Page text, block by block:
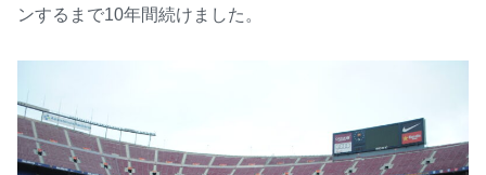
ンするまで10年間続けました。